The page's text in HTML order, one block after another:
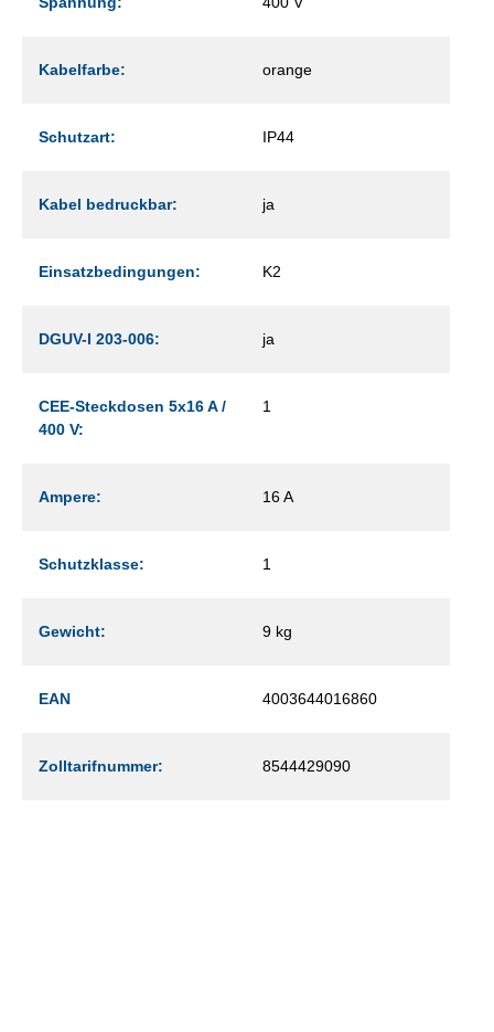
Kabelfarbe: orange
Schutzart: IP44
Kabel bedruckbar: ja
Einsatzbedingungen: K2
DGUV-I 203-006: ja
CEE-Steckdosen 5x16 A /
400 V:
1
Ampere: 16 A
Schutzklasse: 1
Gewicht: 9 kg
EAN 4003644016860
Zolltarifnummer: 8544429090